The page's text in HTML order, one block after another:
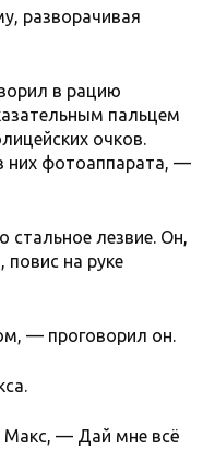
разворачивая
в рацию
пальцем
очков.
них фотоаппарата, —
стальное лезвие. Он,
повис на руке
— проговорил он.
— Дай мне всё